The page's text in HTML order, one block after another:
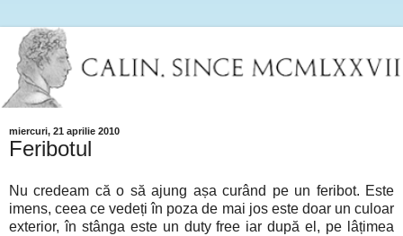
miercuri, 21 aprilie 2010
Feribotul
Nu credeam că o să ajung așa curând pe un feribot. Este
imens, ceea ce vedeți în poza de mai jos este doar un culoar
exterior, în stânga este un duty free iar după el, pe lâțimea